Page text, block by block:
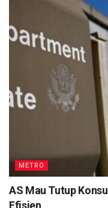
METRO
AS Mau Tutup
Efisien